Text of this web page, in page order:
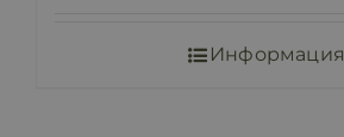
Информация